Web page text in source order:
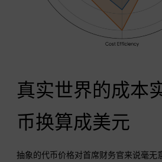
真实世界的成本
币换算成美元
抽象的代币价格对首席财务官来说毫无